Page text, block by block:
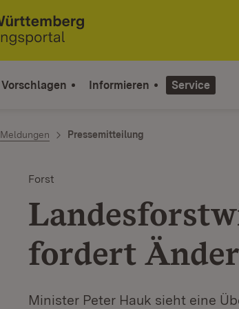
Vorschlagen Informieren Service
Meldungen Pressemitteilung
Forst
fordert
Minister Peter Hauk sieht eine